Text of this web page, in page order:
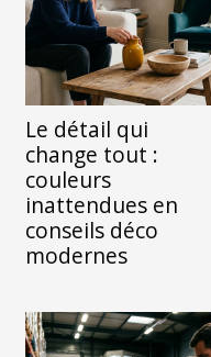
Le détail qui
change tout :
couleurs
inattendues en
conseils déco
modernes